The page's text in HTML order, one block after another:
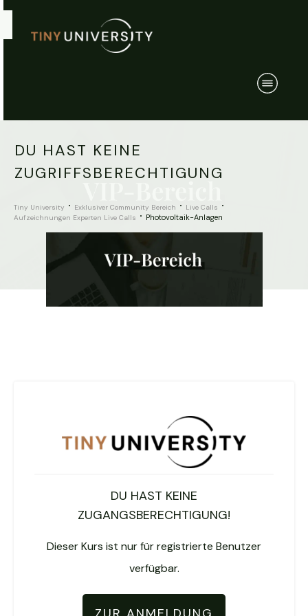
DU HAST KEINE
ZUGRIFFSBERECHTIGUNG
Tiny University Exklusiver Community Bereich
Live Calls
Aufzeichnungen Experten Live Calls
Photovoltaik-Anlagen
DU HAST KEINE
ZUGANGSBERECHTIGUNG!
Dieser Kurs ist nur für registrierte Benutzer
verfügbar.